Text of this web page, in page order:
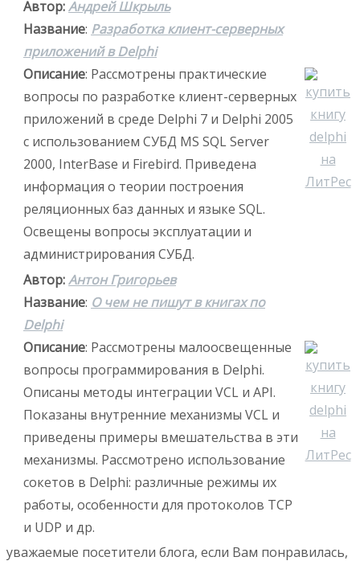
Автор:Андрей Шкрыль
Название: Разработка клиент-серверных
приложений в Delphi
Описание: Рассмотрены практические
вопросы по разработке клиент-серверных
приложений в среде Delphi 7 и Delphi 2005
с использованием СУБД MS SQL Server
2000, InterBase и Firebird. Приведена
информация о теории построения
реляционных баз данных и языке SQL.
Освещены вопросы эксплуатации и
администрирования СУБД.
Автор:Антон Григорьев
Название: О чем не пишут в книгах по
Delphi
Описание: Рассмотрены малоосвещенные
вопросы программирования в Delphi.
Описаны методы интеграции VCL и API.
Показаны внутренние механизмы VCL и
приведены примеры вмешательства в эти
механизмы. Рассмотрено использование
сокетов в Delphi: различные режимы их
работы, особенности для протоколов TCP
и UDP и др.
уважаемые посетители блога, если Вам понравилась,